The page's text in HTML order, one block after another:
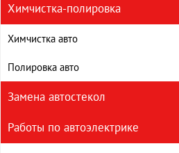
Химчистка-полировка
Химчистка авто
Полировка авто
Замена автостекол
Работы по автоэлектрике